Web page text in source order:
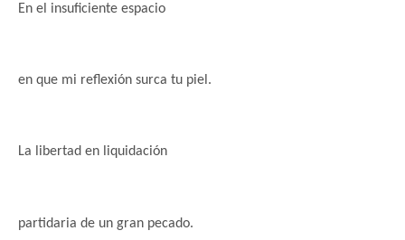
En el insuficiente espacio
en que mi reflexión surca tu piel.
La libertad en liquidación
partidaria de un gran pecado.